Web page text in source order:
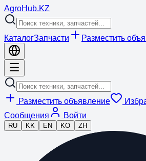
AgroHub.KZ
КаталогЗапчасти Разместить
Разместить объявление
Сообщения
Войти
RU KK EN KO ZH